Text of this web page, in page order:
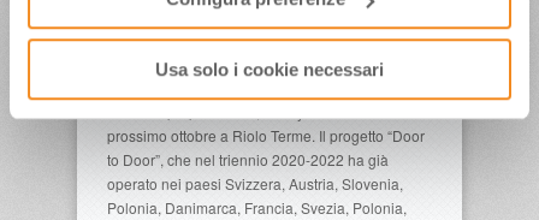
Usa solo i cookie necessari
itinerari più affascinanti, le ciclovie, Via Romagna,
i servizi dei bike hotels, gli eventi ciclistici (il
passaggio dei Giro d’Italia, le Granfondo,
prossimo ottobre a Riolo Terme. Il progetto “Door
to Door”, che nel triennio 2020-2022 ha già
operato nei paesi Svizzera, Austria, Slovenia,
Polonia, Danimarca, Francia, Svezia, Polonia,